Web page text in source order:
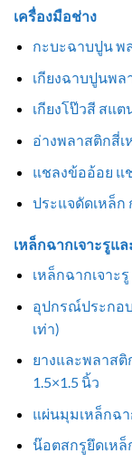
เครื่องมือช่าง
กะบะฉาบปูน พ
เกียงฉาบปูนพล
เกียงโป๊วสี สแ
อ่างพลาสติกสี่เ
แชลงข้ออ้อย แ
ประแจดัดเหล็ก
เหล็กฉากเจาะรูแ
เหล็กฉากเจาะ
อุปกรณ์ประกอ
เท่า)
ยางและพลาส
1.5×1.5 นิ้ว
แผ่นมุมเหล็กฉา
น๊อตสกรูยึดเหล็